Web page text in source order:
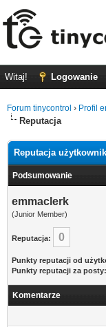
Witaj! Logowanie
Forum tinycontrol › Profil
Reputacja
Reputacja
Podsumowanie
emmaclerk
(Junior Member)
Reputacja: 0
Punkty reputacji od
Punkty reputacji za
Komentarze